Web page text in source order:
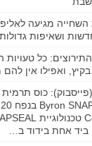
מגיעה
ושאיפות גדולות
כל טעויות
ואפילו אין להם
כוס
ביד אחת בידוד ב…